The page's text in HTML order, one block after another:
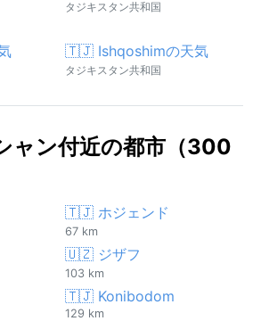
タジキスタン共和国
🇹🇯 Ishqoshimの天気
タジキスタン共和国
ャン付近の都市（300
🇹🇯 ホジェンド
67 km
🇺🇿 ジザフ
103 km
🇹🇯 Konibodom
129 km